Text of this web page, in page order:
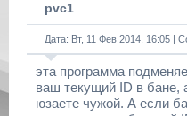
pvc1
Дата: Вт, 11 Фев 2014, 16:05 |
эта программа
ваш текущий ID в бане,
юзаете чужой. А если